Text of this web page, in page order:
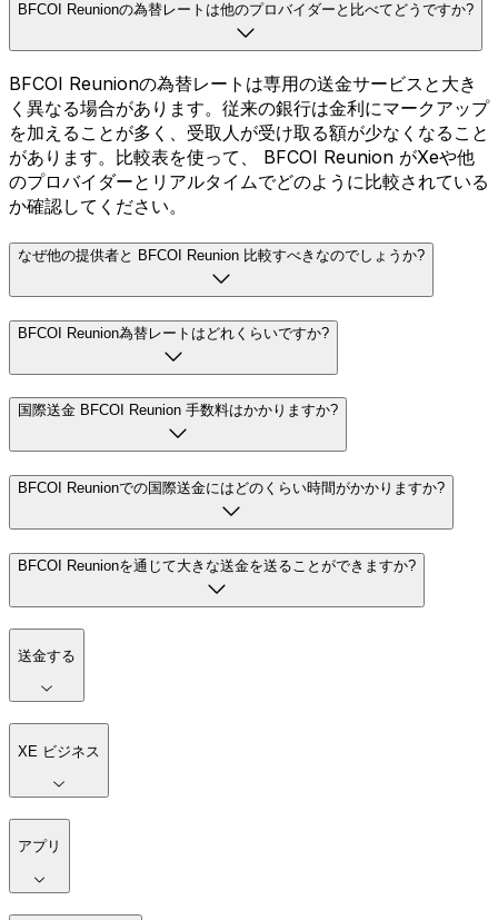
BFCOI Reunionの為替レートは他のプロバイダーと比べてどうですか?
BFCOI Reunionの為替レートは専用の送金サービスと大き
く異なる場合があります。従来の銀行は金利にマークアップ
を加えることが多く、受取人が受け取る額が少なくなること
があります。比較表を使って、 BFCOI Reunion がXeや他
のプロバイダーとリアルタイムでどのように比較されている
か確認してください。
なぜ他の提供者と BFCOI Reunion 比較すべきなのでしょうか?
BFCOI Reunion為替レートはどれくらいですか?
国際送金 BFCOI Reunion 手数料はかかりますか?
BFCOI Reunionでの国際送金にはどのくらい時間がかかりますか?
BFCOI Reunionを通じて大きな送金を送ることができますか?
送金する
XE ビジネス
アプリ